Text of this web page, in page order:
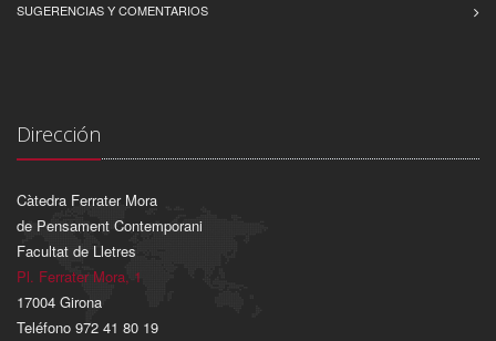
SUGERENCIAS Y COMENTARIOS
Dirección
Càtedra Ferrater Mora
de Pensament Contemporani
Facultat de Lletres
Pl. Ferrater Mora, 1
17004 Girona
Teléfono 972 41 80 19